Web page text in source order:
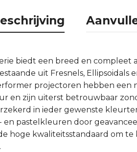
biedt een breed en compleet
uit Fresnels, Ellipsoidals
projectoren hebben een
en zijn uiterst betrouwbaar
in ieder gewenste
pastelkleuren door
hoge kwaliteitsstandaard om